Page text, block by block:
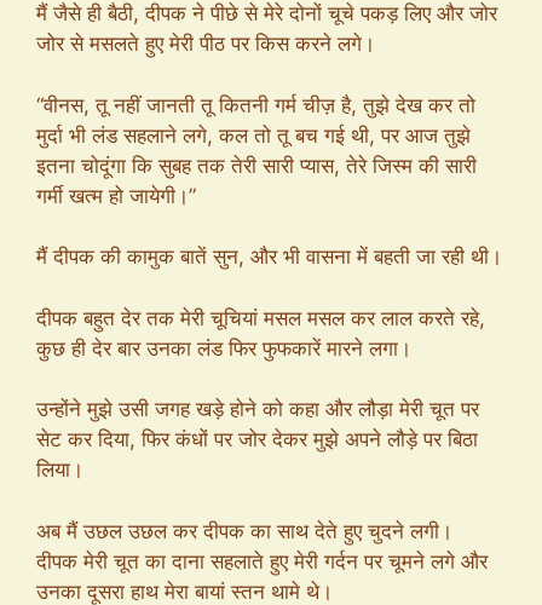
मैं जैसे ही बैठी, दीपक ने पीछे से मेरे दोनों चूचे पकड़ लिए और जोर
जोर से मसलते हुए मेरी पीठ पर किस करने लगे।
“वीनस, तू नहीं जानती तू कितनी गर्म चीज़ है, तुझे देख कर तो
मुर्दा भी लंड सहलाने लगे, कल तो तू बच गई थी, पर आज तुझे
इतना चोदूंगा कि सुबह तक तेरी सारी प्यास, तेरे जिस्म की सारी
गर्मी खत्म हो जायेगी।”
मैं दीपक की कामुक बातें सुन, और भी वासना में बहती जा रही थी।
दीपक बहुत देर तक मेरी चूचियां मसल मसल कर लाल करते रहे,
कुछ ही देर बार उनका लंड फिर फुफकारें मारने लगा।
उन्होंने मुझे उसी जगह खड़े होने को कहा और लौड़ा मेरी चूत पर
सेट कर दिया, फिर कंधों पर जोर देकर मुझे अपने लौड़े पर बिठा
लिया।
अब मैं उछल उछल कर दीपक का साथ देते हुए चुदने लगी।
दीपक मेरी चूत का दाना सहलाते हुए मेरी गर्दन पर चूमने लगे और
उनका दूसरा हाथ मेरा बायां स्तन थामे थे।